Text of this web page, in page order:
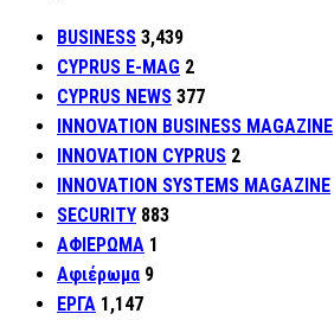
BUSINESS 3,439
CYPRUS E-MAG 2
CYPRUS NEWS 377
INNOVATION BUSINESS MAGAZINE
INNOVATION CYPRUS 2
INNOVATION SYSTEMS MAGAZINE
SECURITY 883
ΑΦΙΕΡΩΜΑ 1
Αφιέρωμα 9
ΕΡΓΑ 1,147